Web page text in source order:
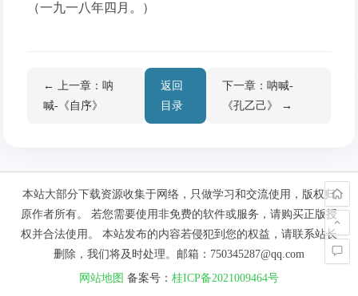
（一九一八年四月。）
← 上一章：呐
喊-《自序》
返回
目录
下一章：呐喊-
《孔乙己》 →
本站大部分下载资源收集于网络，只做学习和交流使用，版权归
原作者所有。 若您需要使用非免费的软件或服务，请购买正版授
权并合法使用。 本站发布的内容若侵犯到您的权益，请联系站长
删除，我们将及时处理。邮箱：750345287@qq.com
网站地图 备案号： 桂ICP备2021009464号